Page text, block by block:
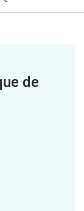
de